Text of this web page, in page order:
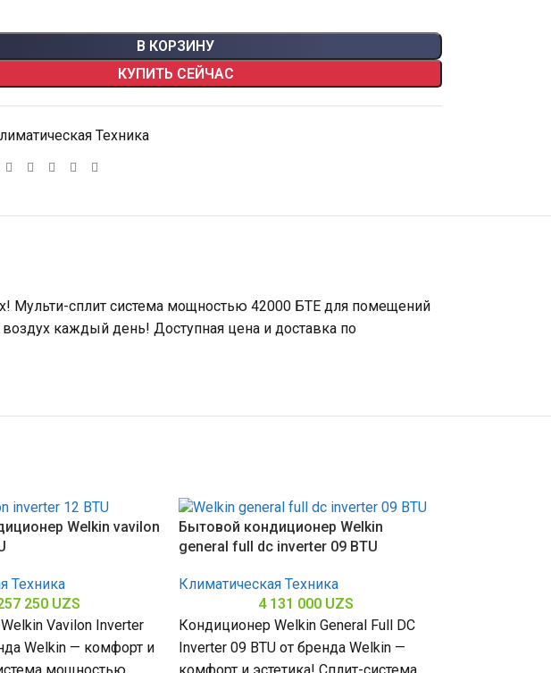
В КОРЗИНУ
КУПИТЬ СЕЙЧАС
Техника
Мульти-сплит система мощностью 42000 БТЕ для помещений
каждый день! Доступная цена и доставка по
Welkin vavilon
Техника
250 UZS
Vavilon Inverter
Welkin — комфорт и
Бытовой кондиционер Welkin
general full dc inverter 09 BTU
Климатическая Техника
4 131 000 UZS
Кондиционер Welkin General Full DC
Inverter 09 BTU от бренда Welkin —